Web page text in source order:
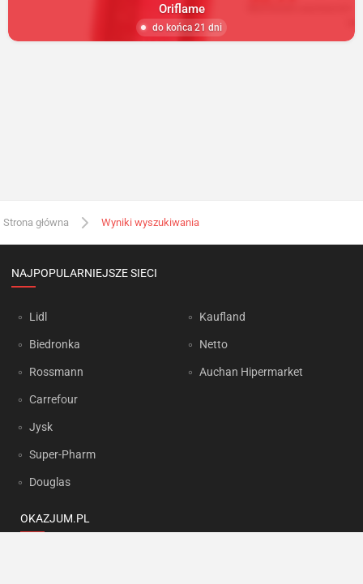
Oriflame
do końca 21 dni
Strona główna Wyniki wyszukiwania
NAJPOPULARNIEJSZE SIECI
Lidl
Biedronka
Rossmann
Carrefour
Jysk
Super-Pharm
Douglas
Kaufland
Netto
Auchan Hipermarket
OKAZJUM.PL